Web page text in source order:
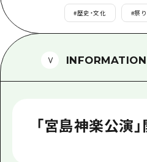
1泊2日
2泊3日
広島県を訪れ
広島県の魅力
#歴史・文化 #祭り
INFORMATION
「宮島神楽公演